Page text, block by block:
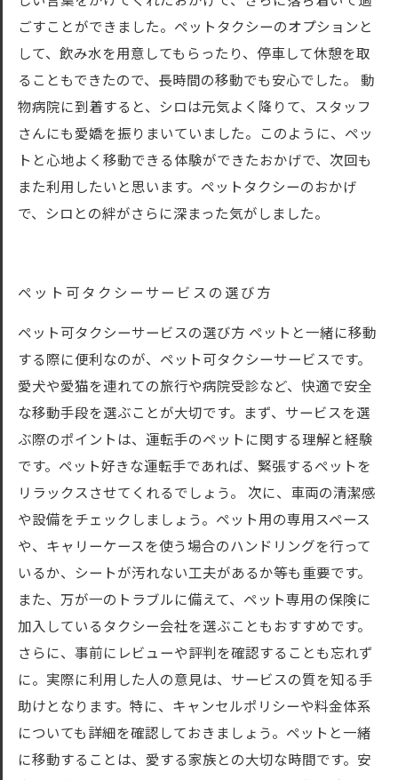
ごすことができました。ペットタクシーのオプションと
して、飲み水を用意してもらったり、停車して休憩を取
ることもできたので、長時間の移動でも安心でした。 動
物病院に到着すると、シロは元気よく降りて、スタッフ
さんにも愛嬌を振りまいていました。このように、ペッ
トと心地よく移動できる体験ができたおかげで、次回も
また利用したいと思います。ペットタクシーのおかげ
で、シロとの絆がさらに深まった気がしました。
ペット可タクシーサービスの選び方
ペット可タクシーサービスの選び方 ペットと一緒に移動
する際に便利なのが、ペット可タクシーサービスです。
愛犬や愛猫を連れての旅行や病院受診など、快適で安全
な移動手段を選ぶことが大切です。まず、サービスを選
ぶ際のポイントは、運転手のペットに関する理解と経験
です。ペット好きな運転手であれば、緊張するペットを
リラックスさせてくれるでしょう。 次に、車両の清潔感
や設備をチェックしましょう。ペット用の専用スペース
や、キャリーケースを使う場合のハンドリングを行って
いるか、シートが汚れない工夫があるか等も重要です。
また、万が一のトラブルに備えて、ペット専用の保険に
加入しているタクシー会社を選ぶこともおすすめです。
さらに、事前にレビューや評判を確認することも忘れず
に。実際に利用した人の意見は、サービスの質を知る手
助けとなります。特に、キャンセルポリシーや料金体系
についても詳細を確認しておきましょう。ペットと一緒
に移動することは、愛する家族との大切な時間です。安